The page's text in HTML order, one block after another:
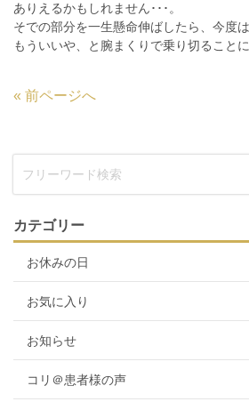
ありえるかもしれません･･･。
そでの部分を一生懸命伸ばしたら、今度
もういいや、と腕まくりで乗り切ること
« 前ページへ
カテゴリー
お休みの日
お気に入り
お知らせ
コリ＠患者様の声